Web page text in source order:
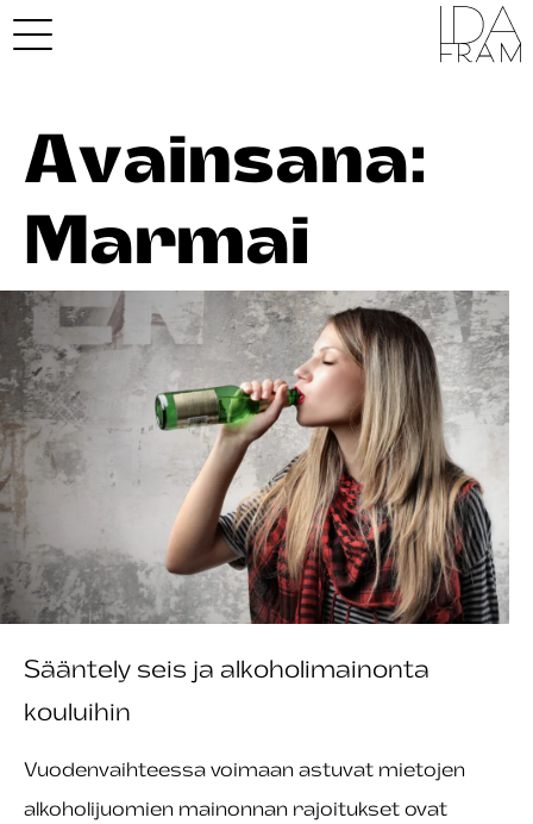
Avainsana:
Marmai
Sääntely seis ja alkoholimainonta
kouluihin
Vuodenvaihteessa voimaan astuvat mietojen
alkoholijuomien mainonnan rajoitukset ovat